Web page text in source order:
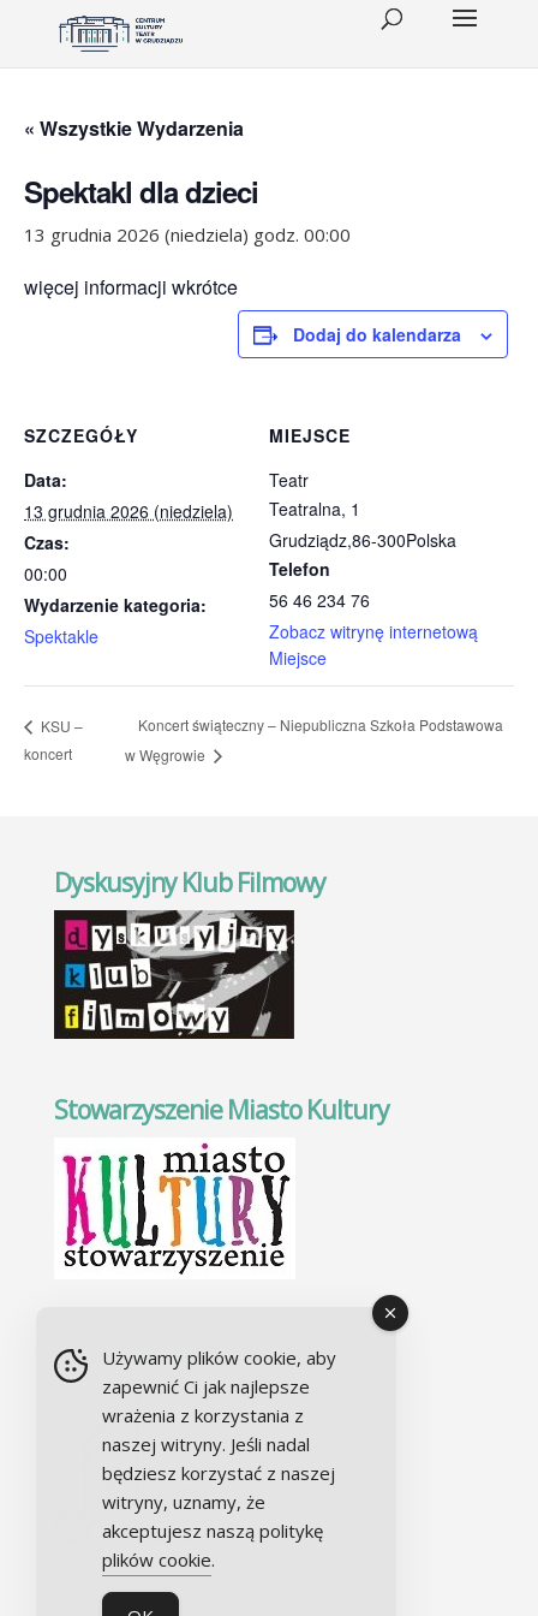
« Wszystkie Wydarzenia
Spektakl dla dzieci
13 grudnia 2026 (niedziela) godz. 00:00
więcej informacji wkrótce
Dodaj do kalendarza
SZCZEGÓŁY
Data:
13 grudnia 2026 (niedziela)
Czas:
00:00
Wydarzenie kategoria:
Spektakle
MIEJSCE
Teatr
Teatralna, 1
Grudziądz,86-300Polska
Telefon
56 46 234 76
Zobacz witrynę internetową
Miejsce
KSU –
koncert
Koncert świąteczny – Niepubliczna Szkoła Podstawowa
w Węgrowie
Dyskusyjny Klub Filmowy
Stowarzyszenie Miasto Kultury
Chór Alla camera
Używamy plików cookie, aby
zapewnić Ci jak najlepsze
wrażenia z korzystania z
naszej witryny. Jeśli nadal
będziesz korzystać z naszej
witryny, uznamy, że
akceptujesz naszą politykę
plików cookie.